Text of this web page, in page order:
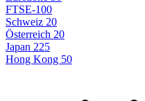
FTSE-100
Schweiz 20
Österreich 20
Japan 225
Hong Kong 50